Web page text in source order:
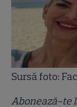
Sursă foto:
Abonează-te